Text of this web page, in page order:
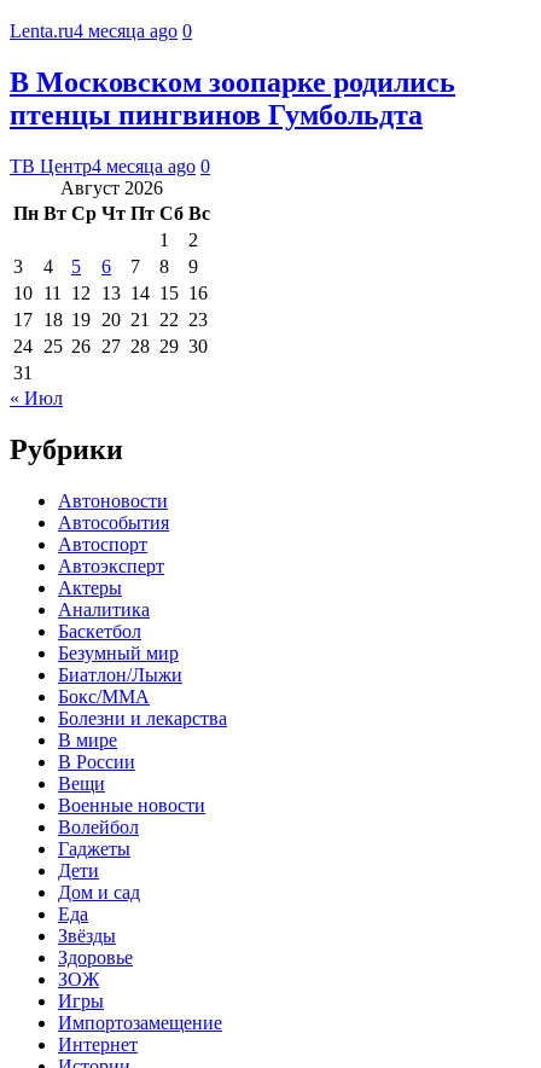
Lenta.ru4 месяца ago 0
В Московском зоопарке родились
птенцы пингвинов Гумбольдта
ТВ Центр4 месяца ago 0
Август 2026
Пн Вт Ср Чт Пт Сб Вс
1
2
3
4 5 6 7 8
9
10 11 12 13 14 15 16
17 18 19 20 21 22 23
24 25 26 27 28 29 30
31
« Июл
Рубрики
Автоновости
Автособытия
Автоспорт
Автоэксперт
Актеры
Аналитика
Баскетбол
Безумный мир
Биатлон/Лыжи
Бокс/MMA
Болезни и лекарства
В мире
В России
Вещи
Военные новости
Волейбол
Гаджеты
Дети
Дом и сад
Еда
Звёзды
Здоровье
ЗОЖ
Игры
Импортозамещение
Интернет